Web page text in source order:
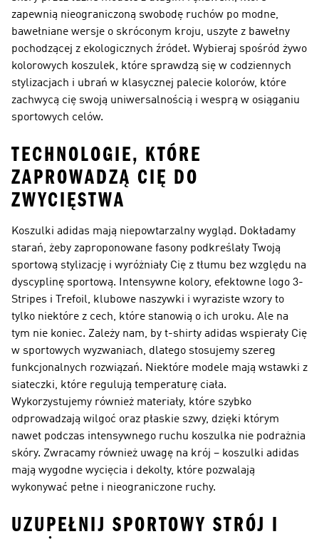
zapewnią nieograniczoną swobodę ruchów po modne,
bawełniane wersje o skróconym kroju, uszyte z bawełny
pochodzącej z ekologicznych źródeł. Wybieraj spośród żywo
kolorowych koszulek, które sprawdzą się w codziennych
stylizacjach i ubrań w klasycznej palecie kolorów, które
zachwycą cię swoją uniwersalnością i wesprą w osiąganiu
sportowych celów.
TECHNOLOGIE, KTÓRE
ZAPROWADZĄ CIĘ DO
ZWYCIĘSTWA
Koszulki adidas mają niepowtarzalny wygląd. Dokładamy
starań, żeby zaproponowane fasony podkreślały Twoją
sportową stylizację i wyróżniały Cię z tłumu bez względu na
dyscyplinę sportową. Intensywne kolory, efektowne logo 3-
Stripes i Trefoil, klubowe naszywki i wyraziste wzory to
tylko niektóre z cech, które stanowią o ich uroku. Ale na
tym nie koniec. Zależy nam, by t-shirty adidas wspierały Cię
w sportowych wyzwaniach, dlatego stosujemy szereg
funkcjonalnych rozwiązań. Niektóre modele mają wstawki z
siateczki, które regulują temperaturę ciała.
Wykorzystujemy również materiały, które szybko
odprowadzają wilgoć oraz płaskie szwy, dzięki którym
nawet podczas intensywnego ruchu koszulka nie podrażnia
skóry. Zwracamy również uwagę na krój – koszulki adidas
mają wygodne wycięcia i dekolty, które pozwalają
wykonywać pełne i nieograniczone ruchy.
UZUPEŁNIJ SPORTOWY STRÓJ I